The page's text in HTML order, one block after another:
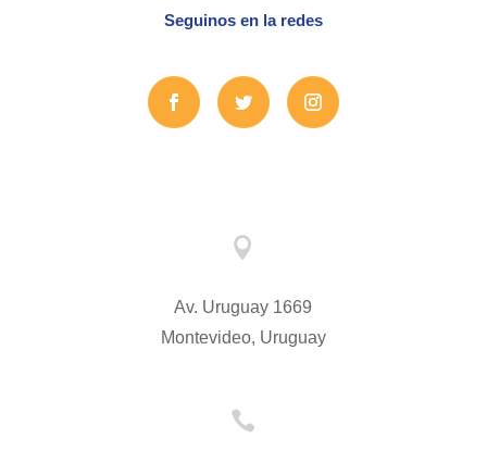
Seguinos en la redes

Av. Uruguay 1669
Montevideo, Uruguay
